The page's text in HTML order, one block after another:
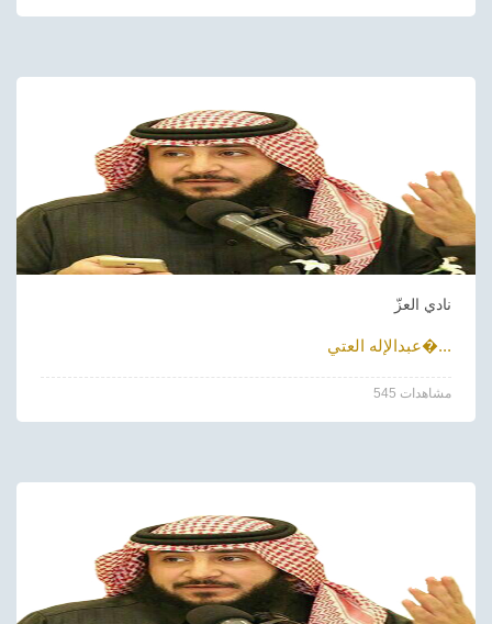
نادي العزّ
عبدالإله العتي�...
545 مشاهدات